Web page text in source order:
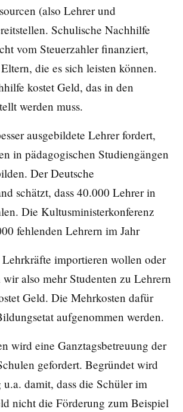
(also Lehrer und
Schulische Nachhilfe
vom Steuerzahler finanziert,
die es sich leisten können.
kostet Geld, das in den
werden muss.
ausgebildete Lehrer fordert,
in pädagogischen Studiengängen
Der Deutsche
schätzt, dass 40.000 Lehrer in
Die Kultusministerkonferenz
fehlenden Lehrern im Jahr
importieren wollen oder
wir also mehr Studenten zu Lehrern
Geld. Die Mehrkosten dafür
aufgenommen werden.
wird eine Ganztagsbetreuung der
gefordert. Begründet wird
u.a. damit, dass die Schüler im
nicht die Förderung zum Beispiel